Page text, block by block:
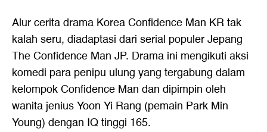
Alur cerita drama Korea Confidence Man KR tak
kalah seru, diadaptasi dari serial populer Jepang
The Confidence Man JP. Drama ini mengikuti aksi
komedi para penipu ulung yang tergabung dalam
kelompok Confidence Man dan dipimpin oleh
wanita jenius Yoon Yi Rang (pemain Park Min
Young) dengan IQ tinggi 165.